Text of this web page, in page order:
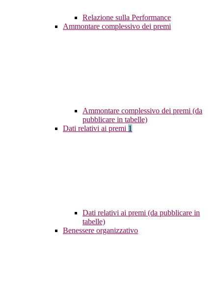
Relazione sulla Performance
Ammontare complessivo dei premi
Ammontare complessivo dei premi (da
pubblicare in tabelle)
Dati relativi ai premi 1
Dati relativi ai premi (da pubblicare in
tabelle)
Benessere organizzativo